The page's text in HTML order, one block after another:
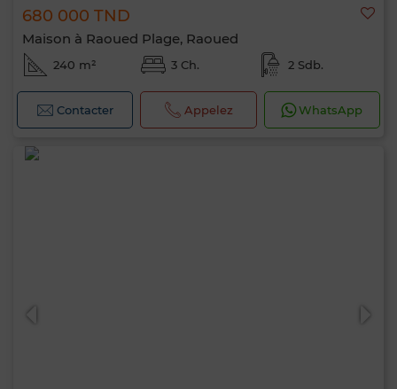
680 000 TND
Maison à Raoued Plage, Raoued
240 m² 3 Ch. 2 Sdb.
Contacter Appelez WhatsApp